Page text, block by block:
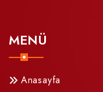
MENÜ
Anasayfa